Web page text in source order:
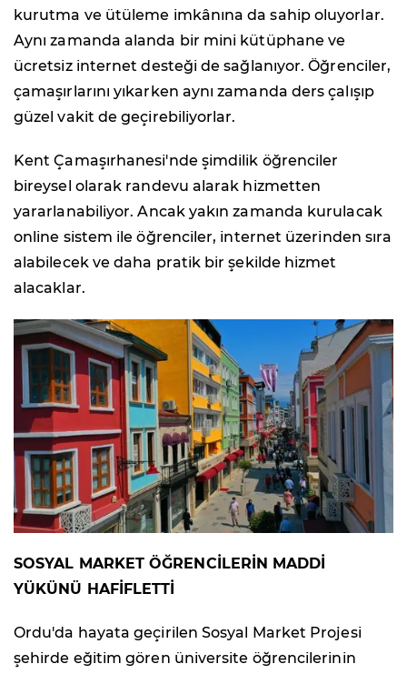
kurutma ve ütüleme imkânına da sahip oluyorlar.
Aynı zamanda alanda bir mini kütüphane ve
ücretsiz internet desteği de sağlanıyor. Öğrenciler,
çamaşırlarını yıkarken aynı zamanda ders çalışıp
güzel vakit de geçirebiliyorlar.
Kent Çamaşırhanesi'nde şimdilik öğrenciler
bireysel olarak randevu alarak hizmetten
yararlanabiliyor. Ancak yakın zamanda kurulacak
online sistem ile öğrenciler, internet üzerinden sıra
alabilecek ve daha pratik bir şekilde hizmet
alacaklar.
SOSYAL MARKET ÖĞRENCİLERİN MADDİ
YÜKÜNÜ HAFİFLETTİ
Ordu'da hayata geçirilen Sosyal Market Projesi
şehirde eğitim gören üniversite öğrencilerinin